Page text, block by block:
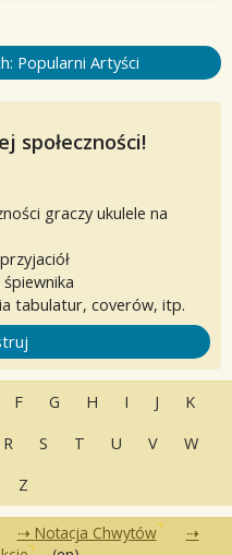
Popularni Artyści
społeczności!
graczy ukulele na
tabulatur, coverów, itp.
F G H I J
K
R S T U V
W
Z
Notacja Chwytów